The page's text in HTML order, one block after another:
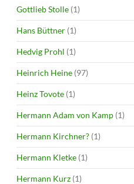
Gottlieb Stolle (1)
Hans Büttner (1)
Hedvig Prohl (1)
Heinrich Heine (97)
Heinz Tovote (1)
Hermann Adam von Kamp (1)
Hermann Kirchner? (1)
Hermann Kletke (1)
Hermann Kurz (1)